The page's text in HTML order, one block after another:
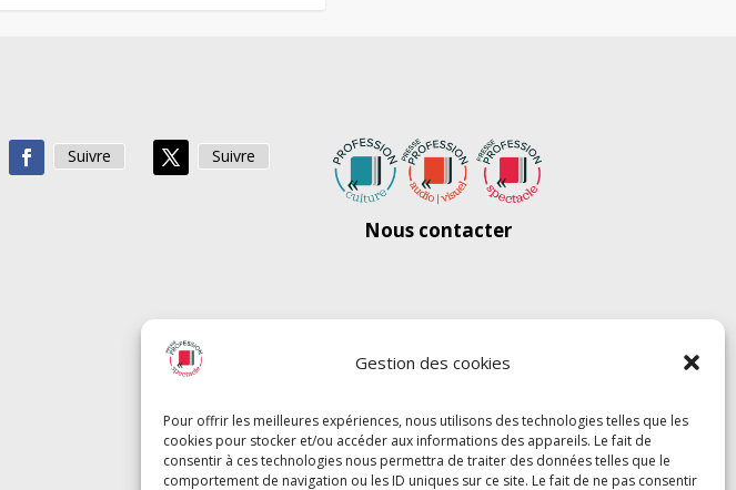
Gestion des cookies
Pour offrir les meilleures expériences, nous utilisons des technologies telles que les
cookies pour stocker et/ou accéder aux informations des appareils. Le fait de
consentir à ces technologies nous permettra de traiter des données telles que le
comportement de navigation ou les ID uniques sur ce site. Le fait de ne pas consentir
Suivre Suivre
Nous contacter